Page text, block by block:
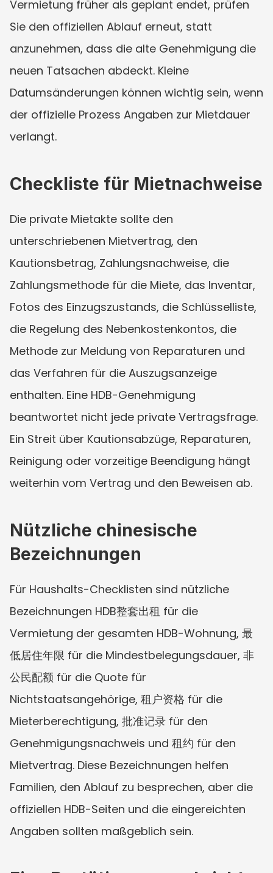
Vermietung früher als geplant endet, prüfen
Sie den offiziellen Ablauf erneut, statt
anzunehmen, dass die alte Genehmigung die
neuen Tatsachen abdeckt. Kleine
Datumsänderungen können wichtig sein, wenn
der offizielle Prozess Angaben zur Mietdauer
verlangt.
Checkliste für Mietnachweise
Die private Mietakte sollte den
unterschriebenen Mietvertrag, den
Kautionsbetrag, Zahlungsnachweise, die
Zahlungsmethode für die Miete, das Inventar,
Fotos des Einzugszustands, die Schlüsselliste,
die Regelung des Nebenkostenkontos, die
Methode zur Meldung von Reparaturen und
das Verfahren für die Auszugsanzeige
enthalten. Eine HDB-Genehmigung
beantwortet nicht jede private Vertragsfrage.
Ein Streit über Kautionsabzüge, Reparaturen,
Reinigung oder vorzeitige Beendigung hängt
weiterhin vom Vertrag und den Beweisen ab.
Nützliche chinesische
Bezeichnungen
Für Haushalts-Checklisten sind nützliche
Bezeichnungen HDB整套出租 für die
Vermietung der gesamten HDB-Wohnung, 最
低居住年限 für die Mindestbelegungsdauer, 非
公民配额 für die Quote für
Nichtstaatsangehörige, 租户资格 für die
Mieterberechtigung, 批准记录 für den
Genehmigungsnachweis und 租约 für den
Mietvertrag. Diese Bezeichnungen helfen
Familien, den Ablauf zu besprechen, aber die
offiziellen HDB-Seiten und die eingereichten
Angaben sollten maßgeblich sein.